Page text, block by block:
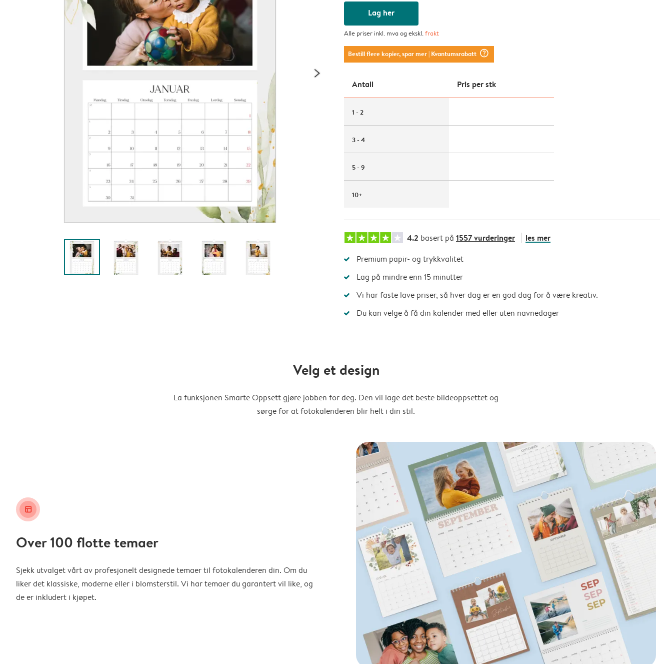
Lag her
Alle priser inkl. mva og ekskl.frakt
Bestill flere kopier, spar mer| Kvantumsrabatt question_mark_circle
Antall Pris per stk
1 - 2
3 - 4
5 - 9
10+
4.2 basert på 1557 vurderinger les mer
Premium papir- og trykkvalitet
Lag på mindre enn 15 minutter
Vi har faste lave priser, så hver dag er en god dag for å være kreativ.
Du kan velge å få din kalender med eller uten navnedager
Velg et design
La funksjonen Smarte Oppsett gjøre jobben for deg. Den vil lage det beste bildeoppsettet og
sørge for at fotokalenderen blir helt i din stil.
layout_alt
Over 100 flotte temaer
Sjekk utvalget vårt av profesjonelt designede temaer til fotokalenderen din. Om du
liker det klassiske, moderne eller i blomsterstil. Vi har temaer du garantert vil like, og
de er inkludert i kjøpet.